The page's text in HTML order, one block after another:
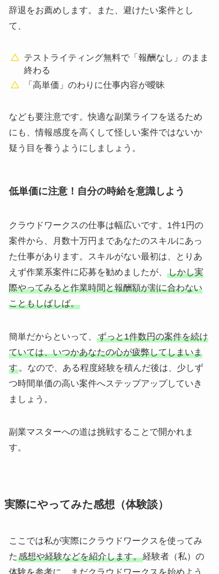
辞退をお薦めします。また、避けたい案件とし
て、
テストライティング無料で「報酬なし」のまま
終わる
「高単価」のわりに仕事内容が曖昧
なども要注意です。快適な副業ライフを送るため
にも、情報感度を高くして怪しい案件ではないか
疑う目を養うようにしましょう。
低単価に注意！自分の時給を意識しよう
クラウドワークスの仕事は幅広いです。1件1円の
案件から、月数十万円まであなたのスキルにあっ
た仕事があります。スキルがない最初は、とりあ
えず作業系案件に応募を勧めましたが、 しかし実
際やってみると作業時間と報酬額が割に合わない
こともしばしば。
簡単だからといって、 ずっと1件数円の案件を続け
ていては、いつかあなたの心が疲弊してしまいま
す。なので、ある程度経験を積んだ後は、少しず
つ時間単価の高い案件へステップアップしていき
ましょう。
副業マスターへの道は挑戦することで開かれま
す。
実際にやってみた感想（体験談）
ここでは私が実際にクラウドワークスを使ってみ
た感想や経験などを紹介します。経験者（私）の